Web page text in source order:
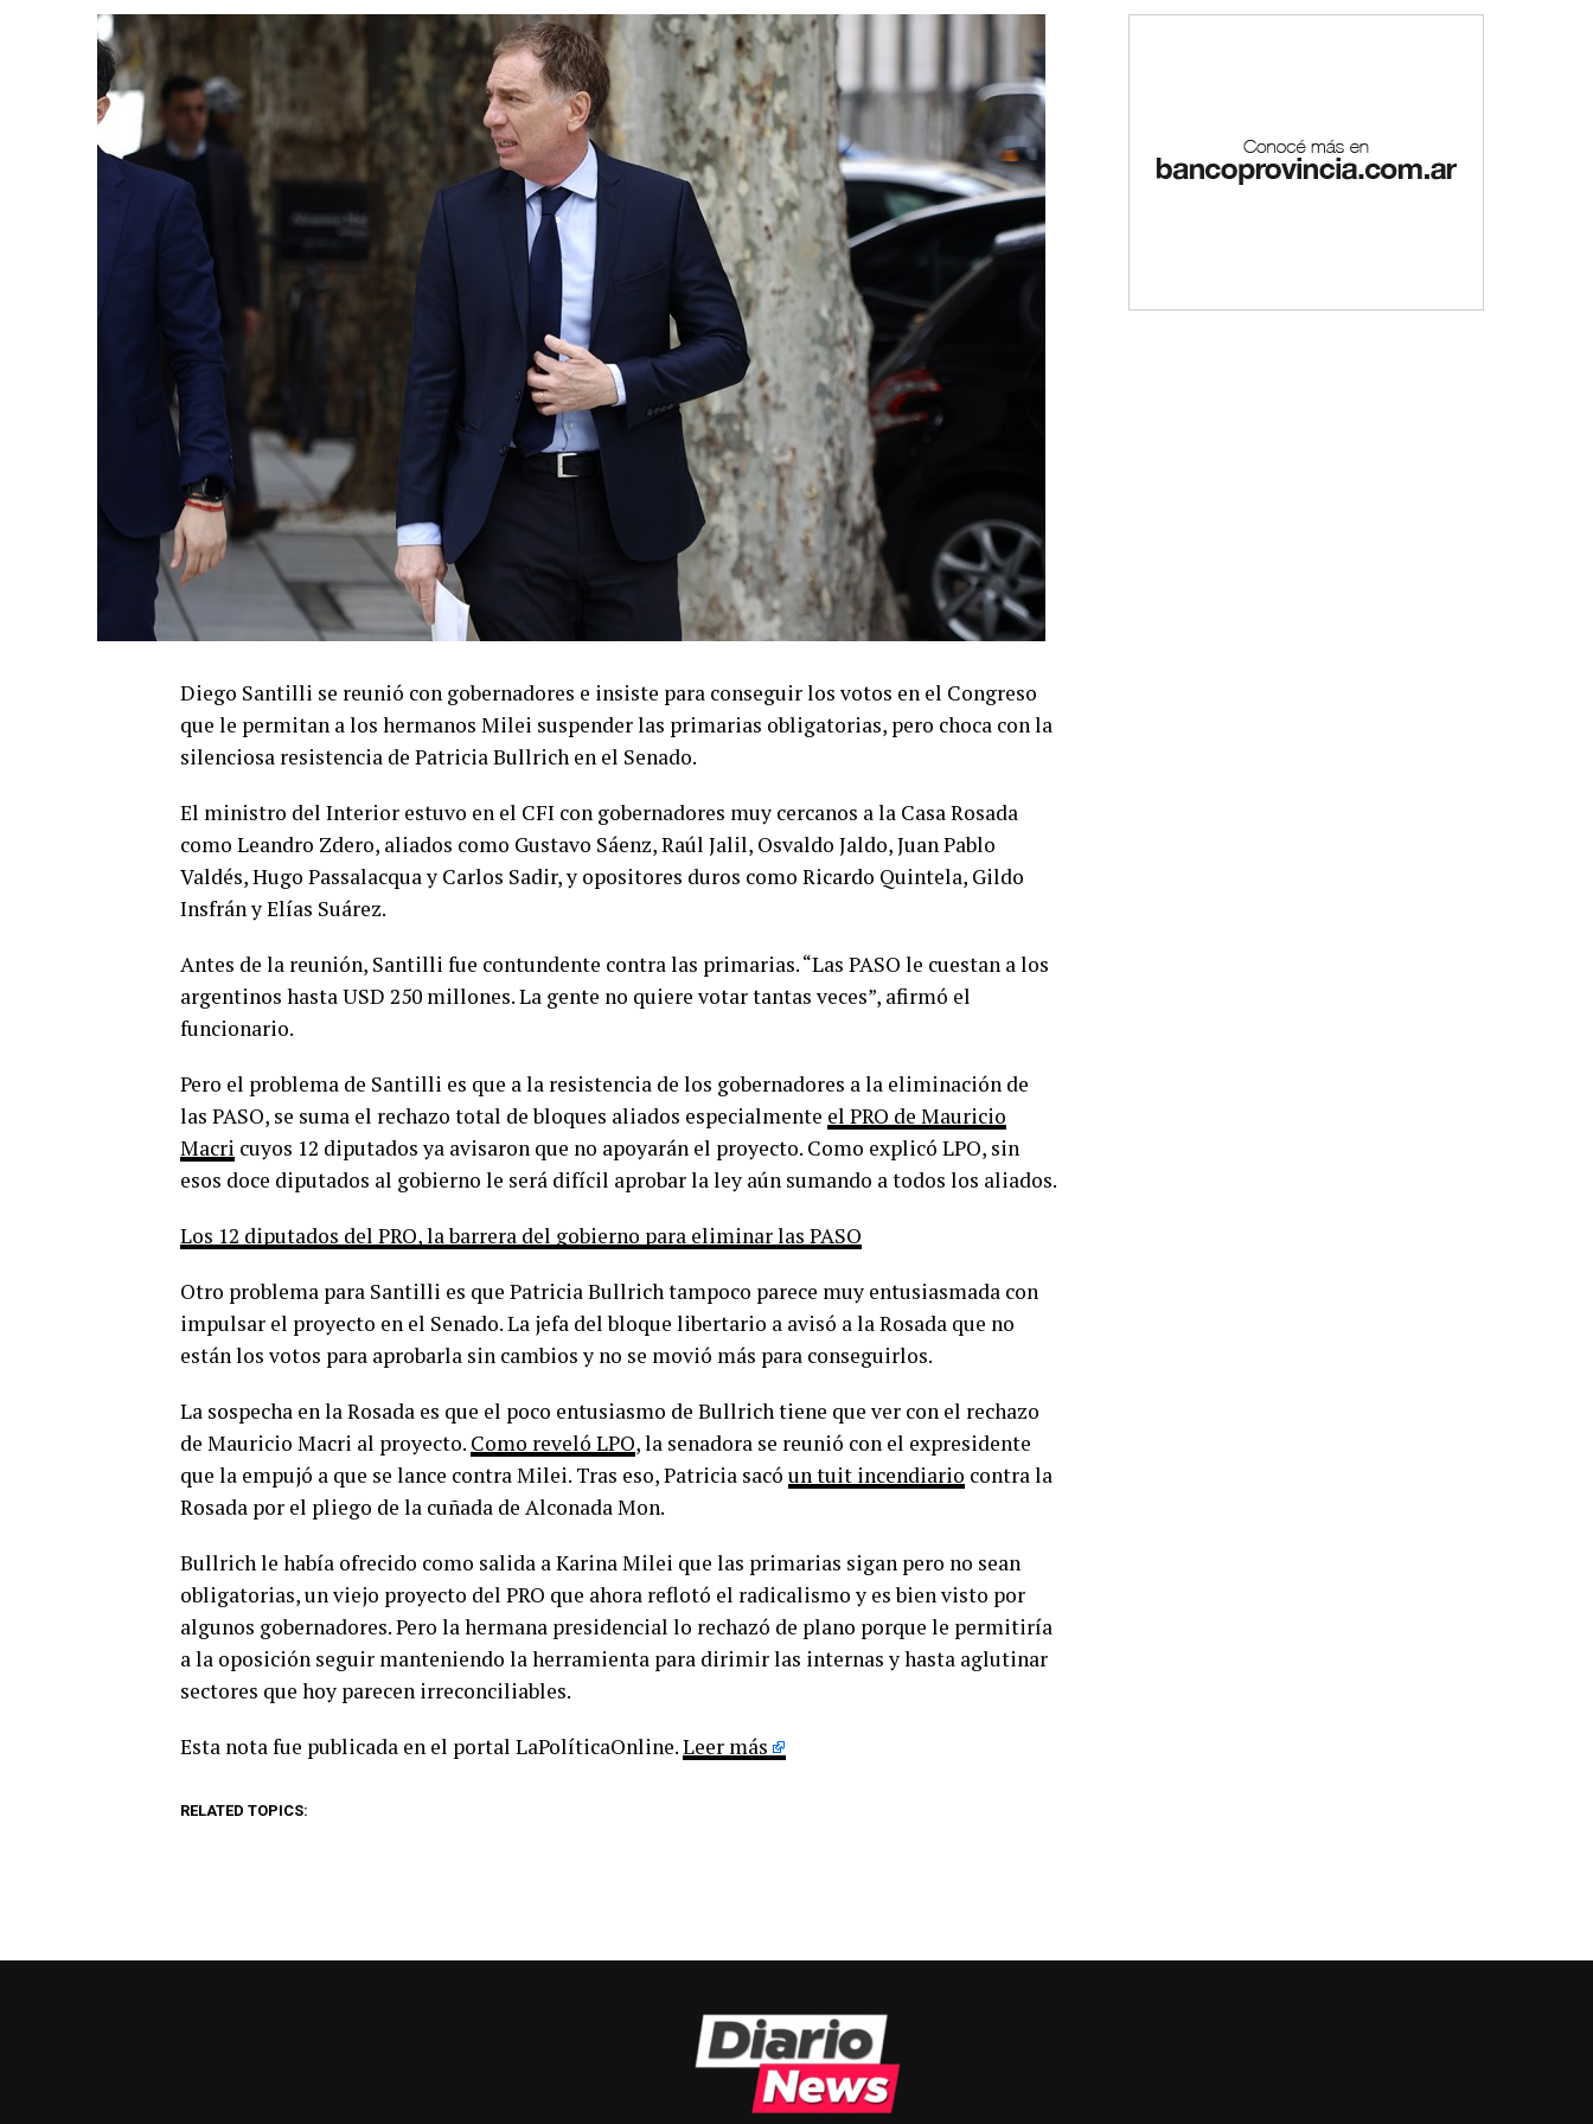
Diego Santilli se reunió con gobernadores e insiste para conseguir los votos en el Congreso
que le permitan a los hermanos Milei suspender las primarias obligatorias, pero choca con la
silenciosa resistencia de Patricia Bullrich en el Senado.
El ministro del Interior estuvo en el CFI con gobernadores muy cercanos a la Casa Rosada
como Leandro Zdero, aliados como Gustavo Sáenz, Raúl Jalil, Osvaldo Jaldo, Juan Pablo
Valdés, Hugo Passalacqua y Carlos Sadir, y opositores duros como Ricardo Quintela, Gildo
Insfrán y Elías Suárez.
Antes de la reunión, Santilli fue contundente contra las primarias. “Las PASO le cuestan a los
argentinos hasta USD 250 millones. La gente no quiere votar tantas veces”, afirmó el
funcionario.
Pero el problema de Santilli es que a la resistencia de los gobernadores a la eliminación de
las PASO, se suma el rechazo total de bloques aliados especialmente el PRO de Mauricio
Macri cuyos 12 diputados ya avisaron que no apoyarán el proyecto. Como explicó LPO, sin
esos doce diputados al gobierno le será difícil aprobar la ley aún sumando a todos los aliados.
Los 12 diputados del PRO, la barrera del gobierno para eliminar las PASO
Otro problema para Santilli es que Patricia Bullrich tampoco parece muy entusiasmada con
impulsar el proyecto en el Senado. La jefa del bloque libertario a avisó a la Rosada que no
están los votos para aprobarla sin cambios y no se movió más para conseguirlos.
La sospecha en la Rosada es que el poco entusiasmo de Bullrich tiene que ver con el rechazo
de Mauricio Macri al proyecto. Como reveló LPO, la senadora se reunió con el expresidente
que la empujó a que se lance contra Milei. Tras eso, Patricia sacó un tuit incendiario contra la
Rosada por el pliego de la cuñada de Alconada Mon.
Bullrich le había ofrecido como salida a Karina Milei que las primarias sigan pero no sean
obligatorias, un viejo proyecto del PRO que ahora reflotó el radicalismo y es bien visto por
algunos gobernadores. Pero la hermana presidencial lo rechazó de plano porque le permitiría
a la oposición seguir manteniendo la herramienta para dirimir las internas y hasta aglutinar
sectores que hoy parecen irreconciliables.
Esta nota fue publicada en el portal LaPolíticaOnline.Leer más
RELATED TOPICS: